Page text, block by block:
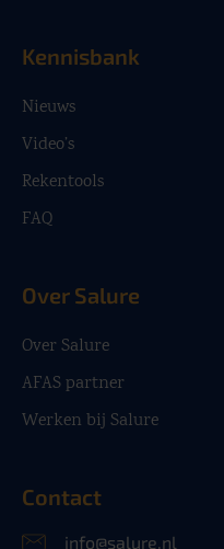
Kennisbank
Nieuws
Video’s
Rekentools
FAQ
Over Salure
Over Salure
AFAS partner
Werken bij Salure
Contact
info@salure.nl